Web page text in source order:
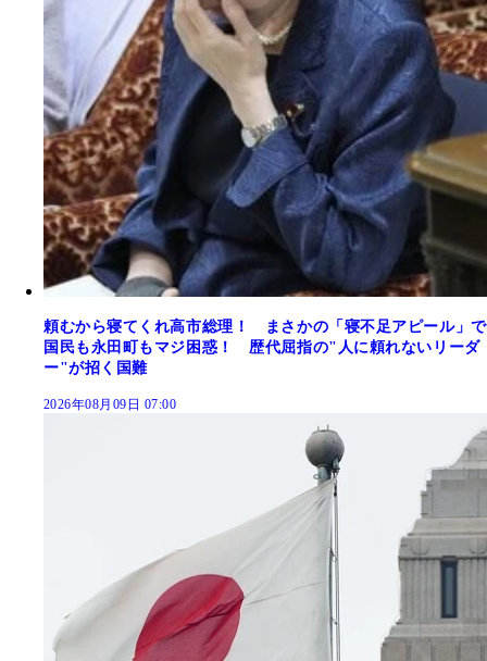
頼むから寝てくれ高市総理！ まさかの「寝不足アピール」で
国民も永田町もマジ困惑！ 歴代屈指の"人に頼れないリーダ
ー"が招く国難
2026年08月09日 07:00